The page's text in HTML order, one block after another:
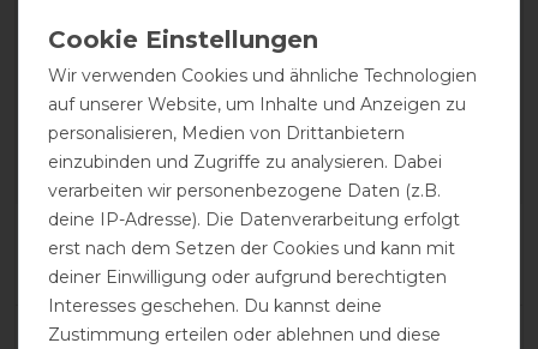
EXCELLENT
Waldhausen
Outdoorhalsdecke Economic
200g - tannengrün,
Warmblut
Product Reviews
1
Product Rating
Wir verwenden Cookies und ähnliche Technologien
auf unserer Website, um Inhalte und Anzeigen zu
personalisieren, Medien von Drittanbietern
einzubinden und Zugriffe zu analysieren. Dabei
verarbeiten wir personenbezogene Daten (z.B.
deine IP-Adresse). Die Datenverarbeitung erfolgt
erst nach dem Setzen der Cookies und kann mit
deiner Einwilligung oder aufgrund berechtigten
Interesses geschehen. Du kannst deine
Zustimmung erteilen oder ablehnen und diese